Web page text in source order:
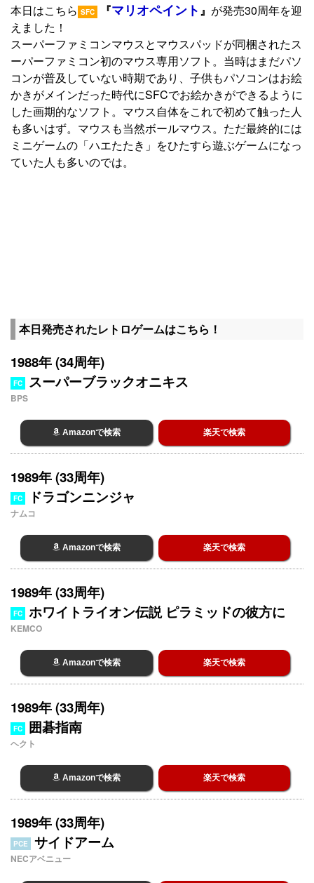
本日はこちら SFC 『マリオペイント』 が発売30周年を迎
えました！
スーパーファミコンマウスとマウスパッドが同梱されたス
ーパーファミコン初のマウス専用ソフト。当時はまだパソ
コンが普及していない時期であり、子供もパソコンはお絵
かきがメインだった時代にSFCでお絵かきができるように
した画期的なソフト。マウス自体をこれで初めて触った人
も多いはず。マウスも当然ボールマウス。ただ最終的には
ミニゲームの「ハエたたき」をひたすら遊ぶゲームになっ
ていた人も多いのでは。
本日発売されたレトロゲームはこちら！
1988年 (34周年)
FC スーパーブラックオニキス
BPS
Amazonで検索 楽天で検索
1989年 (33周年)
FC ドラゴンニンジャ
ナムコ
Amazonで検索 楽天で検索
1989年 (33周年)
FC ホワイトライオン伝説 ピラミッドの彼方に
KEMCO
Amazonで検索 楽天で検索
1989年 (33周年)
FC 囲碁指南
ヘクト
Amazonで検索 楽天で検索
1989年 (33周年)
PCE サイドアーム
NECアベニュー